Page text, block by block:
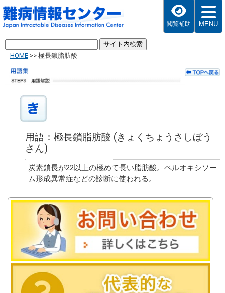
閲覧補助 MENU
HOME >> 極長鎖脂肪酸
用語：極長鎖脂肪酸 (きょくちょうさしぼう
さん)
炭素鎖長が22以上の極めて長い脂肪酸。ペルオキシソー
ム形成異常症などの診断に使われる。